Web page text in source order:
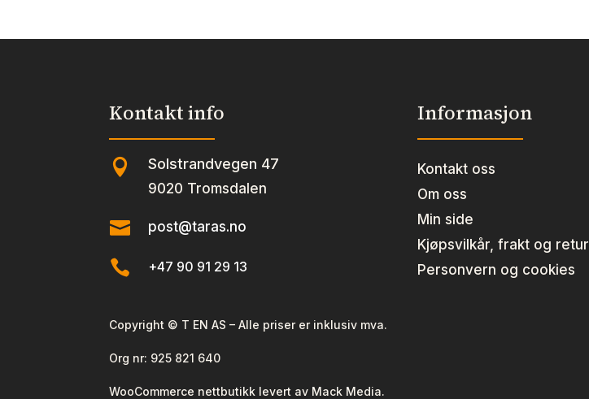
Kontakt info
 Solstrandvegen 47
9020 Tromsdalen
 post@taras.no
 +47 90 91 29 13
Informasjon
Kontakt oss
Om oss
Min side
Kjøpsvilkår, frakt og retur
Personvern og cookies
Copyright © T EN AS – Alle priser er inklusiv mva.
Org nr: 925 821 640
WooCommerce nettbutikk levert av Mack Media.